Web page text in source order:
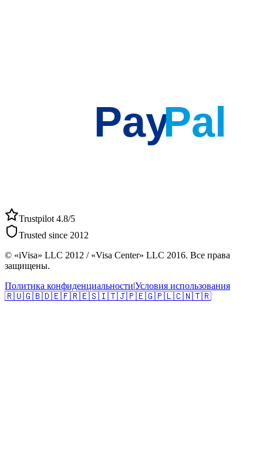
PayPal
Trustpilot 4.8/5
Trusted since 2012
© «iVisa» LLC 2012 / «Visa Center» LLC 2016. Все права
защищены.
Политика конфиденциальности|Условия использования
🇷🇺🇬🇧🇩🇪🇫🇷🇪🇸🇮🇹🇯🇵🇪🇬🇵🇱🇨🇳🇹🇷